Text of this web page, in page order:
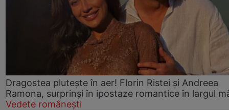
Dragostea plutește în aer! Florin Ristei și Andreea
Ramona, surprinși în ipostaze romantice în largul
Vedete românești